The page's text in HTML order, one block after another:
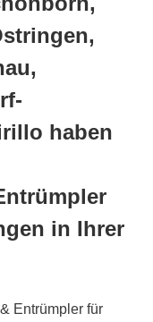
haben
in Ihrer
Entrümpler für